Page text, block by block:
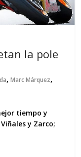
la pole
,Marc Márquez,
tiempo y
y Zarco;